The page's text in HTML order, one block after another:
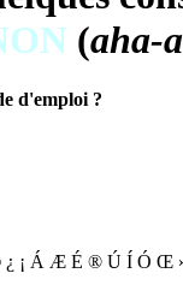
(aha-
d'emploi ?
¿ ¡ Á Æ É ® Ú Í Ó